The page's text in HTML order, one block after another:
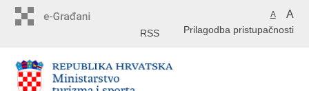
A A
Prilagodba pristupačnosti
RSS